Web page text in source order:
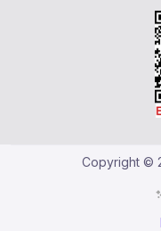
Copyright ©